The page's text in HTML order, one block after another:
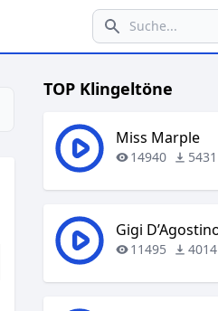
TOP Klingeltöne
Miss Marple
14940 5431
11495 4014